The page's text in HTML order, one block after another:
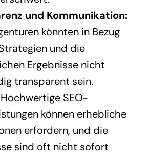
und Kommunikation:
könnten in Bezug
und die
Ergebnisse nicht
transparent sein.
Hochwertige SEO-
können erhebliche
erfordern, und die
sind oft nicht sofort